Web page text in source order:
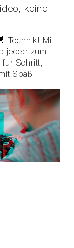
keine
Technik! Mit
jede:r zum
für Schritt,
Spaß.